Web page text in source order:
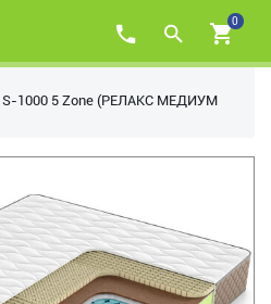
0
S-1000 5 Zone (РЕЛАКС МЕДИУМ